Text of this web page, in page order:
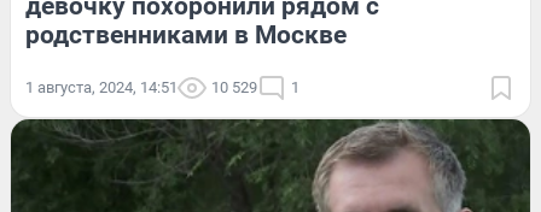
девочку похоронили рядом с
родственниками в Москве
1 августа, 2024, 14:51 10 529 1